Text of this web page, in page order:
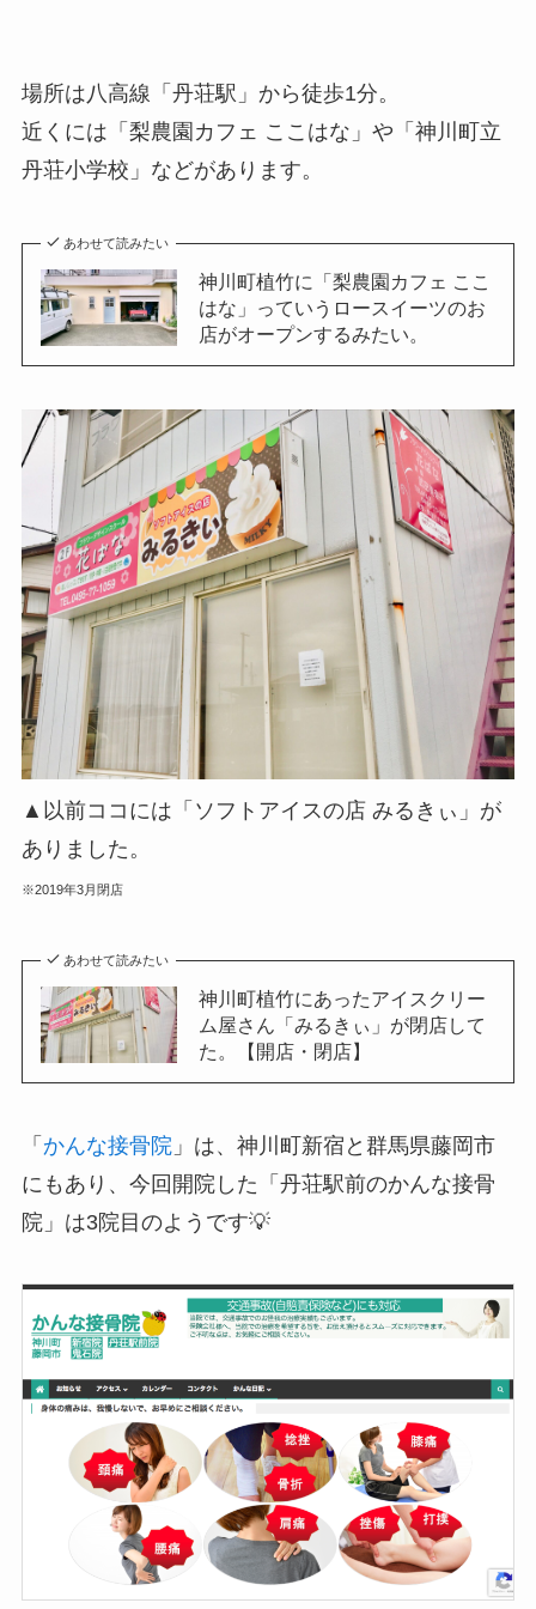
場所は八高線「丹荘駅」から徒歩1分。
近くには「梨農園カフェ ここはな」や「神川町立
丹荘小学校」などがあります。
あわせて読みたい
神川町植竹に「梨農園カフェ ここ
はな」っていうロースイーツのお
店がオープンするみたい。
▲以前ココには「ソフトアイスの店 みるきぃ」が
ありました。
※2019年3月閉店
あわせて読みたい
神川町植竹にあったアイスクリー
ム屋さん「みるきぃ」が閉店して
た。【開店・閉店】
「 かんな接骨院」は、神川町新宿と群馬県藤岡市
にもあり、今回開院した「丹荘駅前のかんな接骨
院」は3院目のようです💡